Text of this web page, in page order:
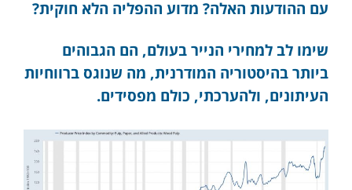
עם ההודעות האלה? מדוע ההפליה הלא חוקית?
שימו לב למחירי הנייר בעולם, הם הגבוהים
ביותר בהיסטוריה המודרנית, מה שנוגס ברווחיות
העיתונים, ולהערכתי, כולם מפסידים.